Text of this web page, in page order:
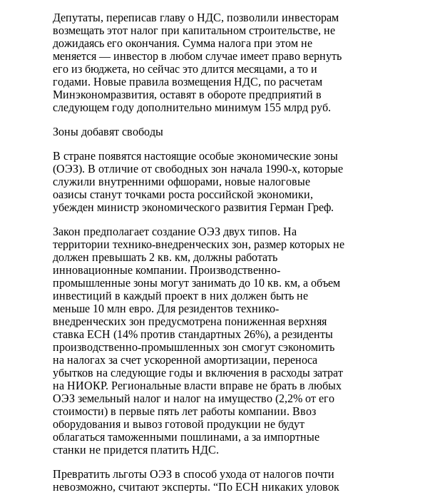
Депутаты, переписав главу о НДС, позволили инвесторам
возмещать этот налог при капитальном строительстве, не
дожидаясь его окончания. Сумма налога при этом не
меняется — инвестор в любом случае имеет право вернуть
его из бюджета, но сейчас это длится месяцами, а то и
годами. Новые правила возмещения НДС, по расчетам
Минэкономразвития, оставят в обороте предприятий в
следующем году дополнительно минимум 155 млрд руб.
Зоны добавят свободы
В стране появятся настоящие особые экономические зоны
(ОЭЗ). В отличие от свободных зон начала 1990-х, которые
служили внутренними офшорами, новые налоговые
оазисы станут точками роста российской экономики,
убежден министр экономического развития Герман Греф.
Закон предполагает создание ОЭЗ двух типов. На
территории технико-внедренческих зон, размер которых не
должен превышать 2 кв. км, должны работать
инновационные компании. Производственно-
промышленные зоны могут занимать до 10 кв. км, а объем
инвестиций в каждый проект в них должен быть не
меньше 10 млн евро. Для резидентов технико-
внедренческих зон предусмотрена пониженная верхняя
ставка ЕСН (14% против стандартных 26%), а резиденты
производственно-промышленных зон смогут сэкономить
на налогах за счет ускоренной амортизации, переноса
убытков на следующие годы и включения в расходы затрат
на НИОКР. Региональные власти вправе не брать в любых
ОЭЗ земельный налог и налог на имущество (2,2% от его
стоимости) в первые пять лет работы компании. Ввоз
оборудования и вывоз готовой продукции не будут
облагаться таможенными пошлинами, а за импортные
станки не придется платить НДС.
Превратить льготы ОЭЗ в способ ухода от налогов почти
невозможно, считают эксперты. “По ЕСН никаких уловок